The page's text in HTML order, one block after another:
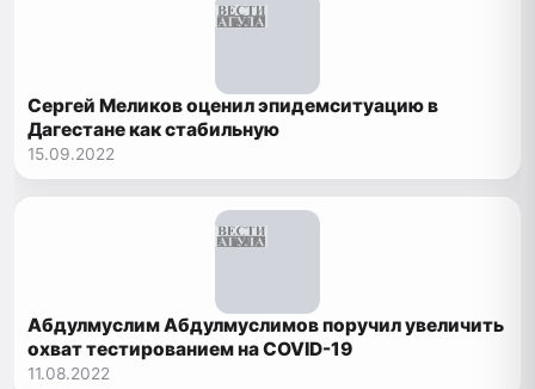
Сергей Меликов оценил эпидемситуацию в
Дагестане как стабильную
15.09.2022
Абдулмуслим Абдулмуслимов поручил увеличить
охват тестированием на COVID-19
11.08.2022